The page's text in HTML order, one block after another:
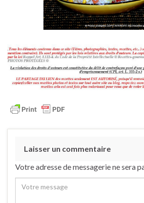
Laisser un commentaire
Votre adresse de messagerie ne sera